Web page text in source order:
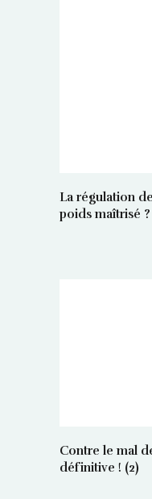
La régulation
poids maîtrisé ?
Contre le mal
définitive ! (2)